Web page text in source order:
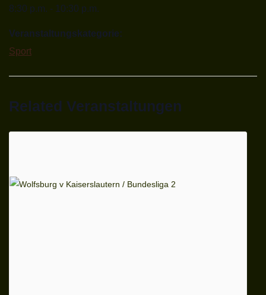
8:30 p.m. - 10:30 p.m.
Veranstaltungskategorie:
Sport
Related Veranstaltungen